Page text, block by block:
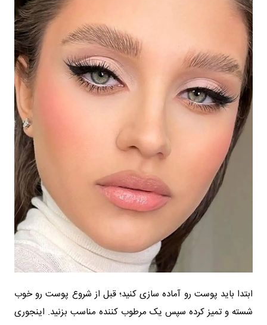
ابتدا باید پوست رو آماده سازی کنید؛ قبل از شروع پوست رو خوب
شسته و تمیز کرده سپس یک مرطوب کننده مناسب بزنید. اینجوری